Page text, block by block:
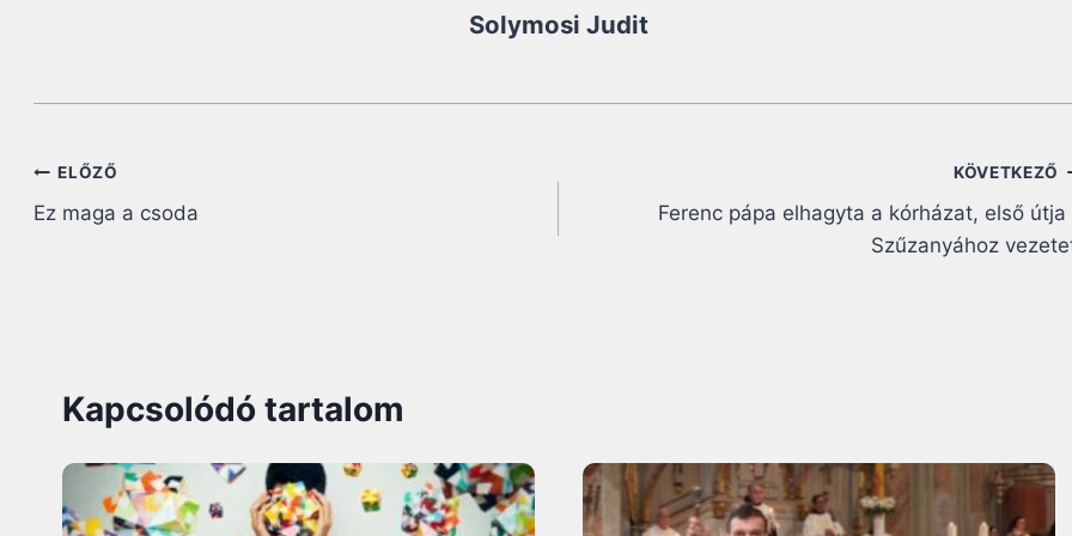
Solymosi Judit
Bejegyzés
navigáció
ELŐZŐ
Ez maga a csoda
KÖVETKEZŐ
Ferenc pápa elhagyta a kórházat, első útja
Szűzanyához
Kapcsolódó tartalom